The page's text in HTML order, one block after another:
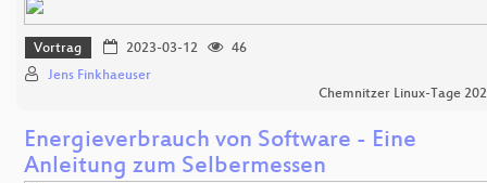
Vortrag 2023-03-12
46
Jens Finkhaeuser
Chemnitzer Linux-Tage
Energieverbrauch von Software - Eine
Anleitung zum Selbermessen